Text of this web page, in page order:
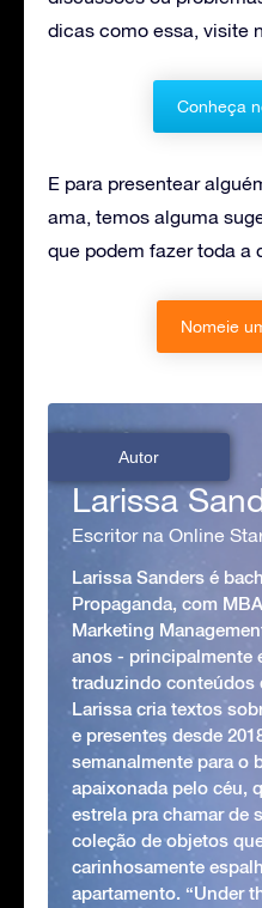
dicas como essa, visite
Conheça
E para presentear
ama, temos alguma
que podem fazer toda a
Nomeie
Autor
Larissa
Escritor na Online
Larissa Sanders é
Propaganda, com
Marketing
anos - principalmente
traduzindo conteúdos
Larissa cria textos
e presentes desde
semanalmente para o
apaixonada pelo céu,
estrela pra chamar de
coleção de objetos
carinhosamente
apartamento. “Under